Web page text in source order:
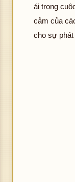
ái trong
cảm của
cho sự phát